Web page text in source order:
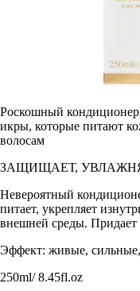
Роскошный
икры, которые питают
волосам
ЗАЩИЩАЕТ,
Невероятный
питает, укрепляет
внешней среды.
Эффект: живые,
250ml/ 8.45fl.oz